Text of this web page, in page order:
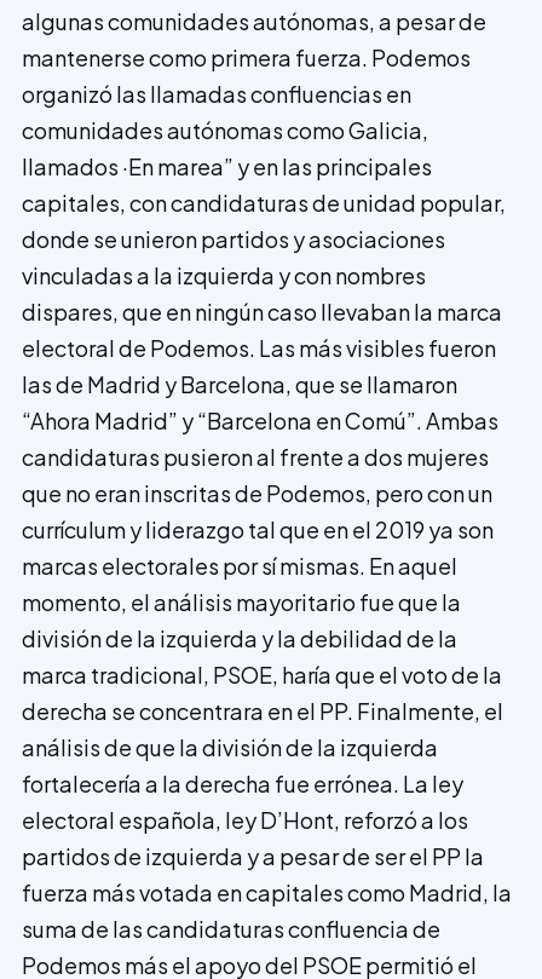
algunas comunidades autónomas, a pesar de
mantenerse como primera fuerza. Podemos
organizó las llamadas confluencias en
comunidades autónomas como Galicia,
llamados ·En marea” y en las principales
capitales, con candidaturas de unidad popular,
donde se unieron partidos y asociaciones
vinculadas a la izquierda y con nombres
dispares, que en ningún caso llevaban la marca
electoral de Podemos. Las más visibles fueron
las de Madrid y Barcelona, que se llamaron
“Ahora Madrid” y “Barcelona en Comú”. Ambas
candidaturas pusieron al frente a dos mujeres
que no eran inscritas de Podemos, pero con un
currículum y liderazgo tal que en el 2019 ya son
marcas electorales por sí mismas. En aquel
momento, el análisis mayoritario fue que la
división de la izquierda y la debilidad de la
marca tradicional, PSOE, haría que el voto de la
derecha se concentrara en el PP. Finalmente, el
análisis de que la división de la izquierda
fortalecería a la derecha fue errónea. La ley
electoral española, ley D’Hont, reforzó a los
partidos de izquierda y a pesar de ser el PP la
fuerza más votada en capitales como Madrid, la
suma de las candidaturas confluencia de
Podemos más el apoyo del PSOE permitió el